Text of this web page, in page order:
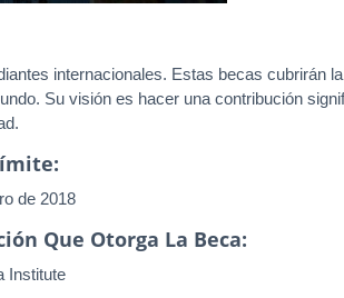
internacionales. Estas becas cubrirán
Su visión es hacer una contribución
de 2018
Que Otorga La Beca:
Institute